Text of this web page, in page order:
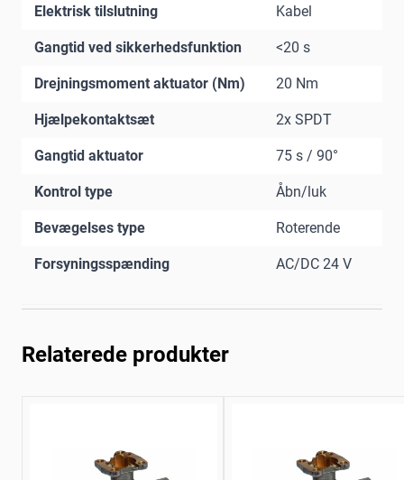
Elektrisk tilslutning Kabel
Gangtid ved sikkerhedsfunktion <20 s
Drejningsmoment aktuator (Nm) 20 Nm
Hjælpekontaktsæt 2x SPDT
Gangtid aktuator 75 s / 90°
Kontrol type Åbn/luk
Bevægelses type Roterende
Forsyningsspænding AC/DC 24 V
Relaterede produkter